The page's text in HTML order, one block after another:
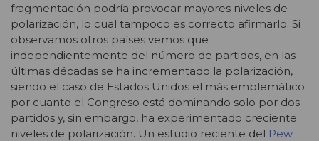
fragmentación podría provocar mayores niveles de
polarización, lo cual tampoco es correcto afirmarlo. Si
observamos otros países vemos que
independientemente del número de partidos, en las
últimas décadas se ha incrementado la polarización,
siendo el caso de Estados Unidos el más emblemático
por cuanto el Congreso está dominando solo por dos
partidos y, sin embargo, ha experimentado creciente
niveles de polarización. Un estudio reciente del Pew